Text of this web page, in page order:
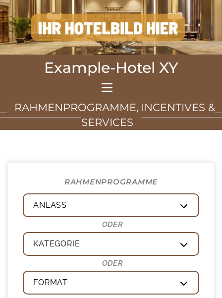
Example-Hotel XY
RAHMENPROGRAMME, INCENTIVES &
SERVICES
RAHMENPROGRAMME
ANLASS
KATEGORIE
FORMAT